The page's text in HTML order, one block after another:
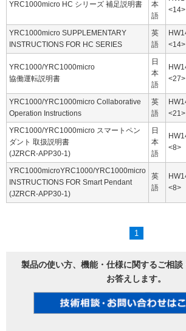
YRC1000micro HC シリーズ 補足説明書
本
語
<14>
YRC1000micro SUPPLEMENTARY
INSTRUCTIONS FOR HC SERIES
英
語
<14>
YRC1000/YRC1000micro
協働運転説明書
日
本
語
<27>
YRC1000/YRC1000micro Collaborative
Operation Instructions
英
語
<21>
YRC1000/YRC1000micro スマートペン
ダント 取扱説明書
(JZRCR-APP30-1)
日
本
語
<8>
YRC1000microYRC1000/YRC1000micro
INSTRUCTIONS FOR Smart Pendant
(JZRCR-APP30-1)
英
語
<8>
1
製品の使い方、機能・仕様に関するご相談
お答えします。